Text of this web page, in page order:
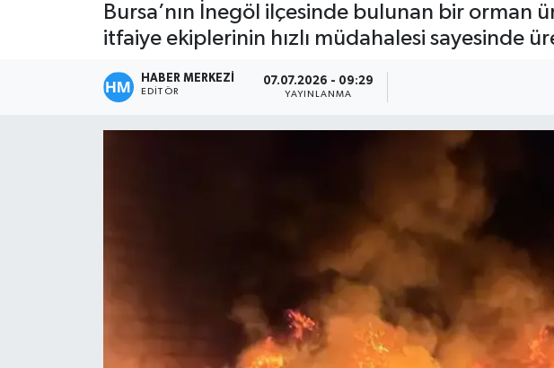
Bursa’nın İnegöl ilçesinde bulunan bir orman
itfaiye ekiplerinin hızlı müdahalesi sayesinde
HABER MERKEZİ
EDITÖR
07.07.2026 - 09:29
YAYINLANMA